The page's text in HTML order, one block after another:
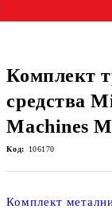
Комплект
средства
Machines
Код: 106170
Комплект